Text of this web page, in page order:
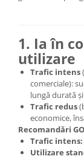
1. Ia în
utilizare
Trafic intens
comerciale):
lungă durată
Trafic redus
economice,
Recomandări
Trafic intens:
Utilizare